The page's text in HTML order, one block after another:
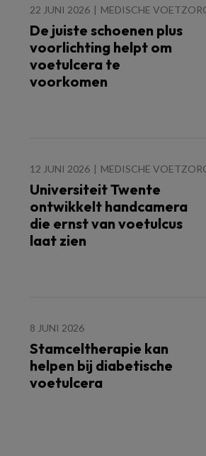
22 JUNI 2026 MEDISCHE
De juiste schoenen plus
voorlichting helpt om
voetulcera te
voorkomen
12 JUNI 2026 MEDISCHE
Universiteit Twente
ontwikkelt handcamera
die ernst van voetulcus
laat zien
8 JUNI 2026
Stamceltherapie kan
helpen bij diabetische
voetulcera